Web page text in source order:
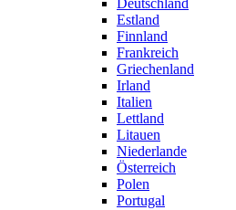
Estland
Finnland
Frankreich
Griechenland
Irland
Italien
Lettland
Litauen
Niederlande
Österreich
Polen
Portugal